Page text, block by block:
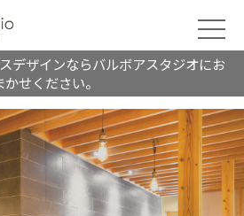
デザインならバルボアスタジオにお
かせください。